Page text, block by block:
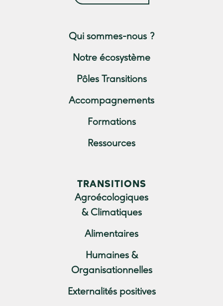
Qui sommes-nous ?
Notre écosystème
Pôles Transitions
Accompagnements
Formations
Ressources
TRANSITIONS
Agroécologiques
& Climatiques
Alimentaires
Humaines &
Organisationnelles
Externalités positives